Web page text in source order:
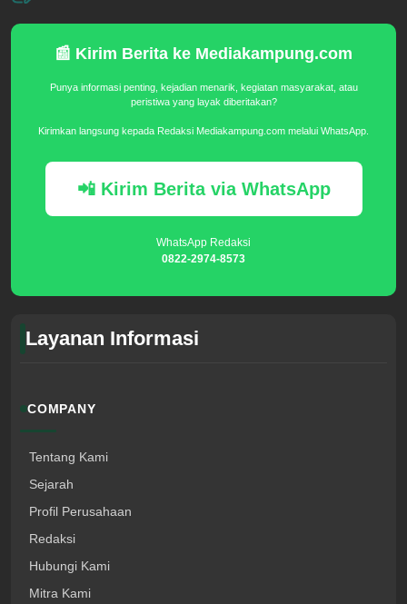
📰 Kirim Berita ke Mediakampung.com
Punya informasi penting, kejadian menarik, kegiatan masyarakat, atau
peristiwa yang layak diberitakan?
Kirimkan langsung kepada Redaksi Mediakampung.com melalui WhatsApp.
📲 Kirim Berita via WhatsApp
WhatsApp Redaksi
0822-2974-8573
Layanan Informasi
COMPANY
Tentang Kami
Sejarah
Profil Perusahaan
Redaksi
Hubungi Kami
Mitra Kami